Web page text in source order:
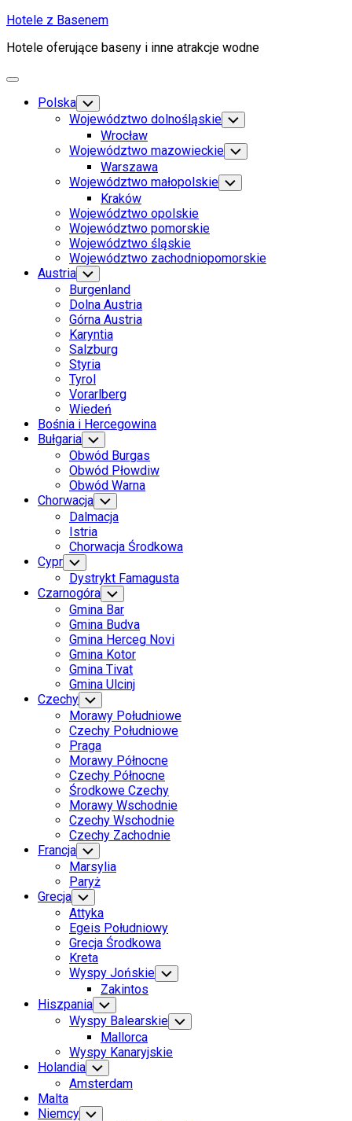
Skip
content
Hotele z Basenem
Hotele oferujące baseny i inne atrakcje wodne
Expand
Polska Toggle
Child
Menu
Województwo dolnośląskie Toggle
Child
Menu
Wrocław
Województwo mazowieckie Toggle
Child
Menu
Warszawa
Województwo małopolskie Toggle
Child
Kraków
Województwo opolskie
Województwo pomorskie
Województwo śląskie
Województwo zachodniopomorskie
Austria Toggle
Child
Menu
Burgenland
Dolna Austria
Górna Austria
Karyntia
Salzburg
Styria
Tyrol
Vorarlberg
Wiedeń
Bośnia i Hercegowina
Current
Page
Parent
Bułgaria Toggle
Child
Menu
Current
Page
Parent
Obwód Burgas
Obwód Płowdiw
Obwód Warna
Chorwacja Toggle
Child
Menu
Dalmacja
Istria
Chorwacja Środkowa
Cypr Toggle
Child
Menu
Dystrykt Famagusta
Czarnogóra Toggle
Child
Menu
Gmina Bar
Gmina Budva
Gmina Herceg Novi
Gmina Kotor
Gmina Tivat
Gmina Ulcinj
Czechy Toggle
Child
Menu
Morawy Południowe
Czechy Południowe
Praga
Morawy Północne
Czechy Północne
Środkowe Czechy
Morawy Wschodnie
Czechy Wschodnie
Czechy Zachodnie
Francja Toggle
Child
Menu
Marsylia
Paryż
Grecja Toggle
Child
Menu
Attyka
Egeis Południowy
Grecja Środkowa
Kreta
Wyspy Jońskie Toggle
Child
Zakintos
Hiszpania Toggle
Child
Menu
Wyspy Balearskie Toggle
Child
Mallorca
Wyspy Kanaryjskie
Holandia Toggle
Child
Menu
Amsterdam
Malta
Niemcy Toggle